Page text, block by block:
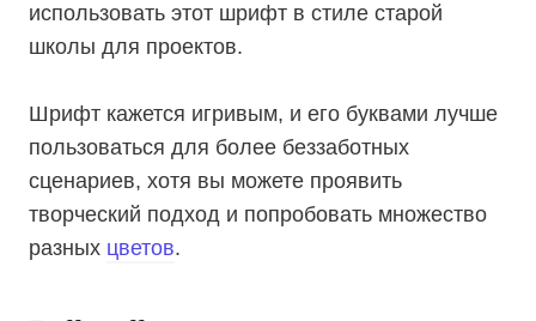
использовать этот шрифт в стиле старой
школы для проектов.
Шрифт кажется игривым, и его буквами лучше
пользоваться для более беззаботных
сценариев, хотя вы можете проявить
творческий подход и попробовать множество
разных цветов.